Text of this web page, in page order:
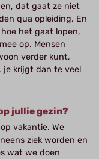
dat gaat ze niet
qua opleiding. En
het gaat lopen,
op. Mensen
verder kunt,
je krijgt dan te veel
jullie gezin?
vakantie. We
ziek worden en
wat we doen